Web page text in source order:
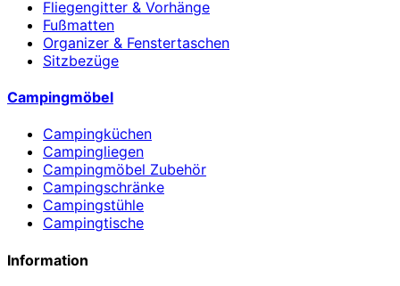
Fliegengitter & Vorhänge
Fußmatten
Organizer & Fenstertaschen
Sitzbezüge
Campingmöbel
Campingküchen
Campingliegen
Campingmöbel Zubehör
Campingschränke
Campingstühle
Campingtische
Information